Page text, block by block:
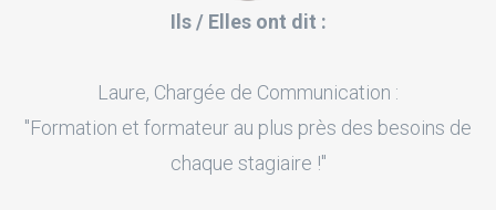
Ils / Elles ont dit :
Laure, Chargée de Communication :
"Formation et formateur au plus près des besoins de
chaque stagiaire !"